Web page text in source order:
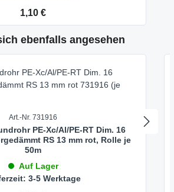
Regulärer Preis:
1,10 €
ebenfalls angesehen
Art.-Nr. 731916
PE-Xc/Al/PE-RT Dim. 16
RS 13 mm rot, Rolle je
50m
Auf Lager
3-5 Werktage